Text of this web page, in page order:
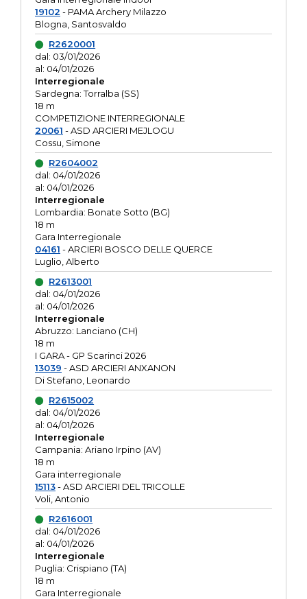
19102 - PAMA Archery Milazzo
Blogna, Santosvaldo
R2620001
dal: 03/01/2026
al: 04/01/2026
Interregionale
Sardegna: Torralba (SS)
18 m
COMPETIZIONE INTERREGIONALE
20061 - ASD ARCIERI MEJLOGU
Cossu, Simone
R2604002
dal: 04/01/2026
al: 04/01/2026
Interregionale
Lombardia: Bonate Sotto (BG)
18 m
Gara Interregionale
04161 - ARCIERI BOSCO DELLE QUERCE
Luglio, Alberto
R2613001
dal: 04/01/2026
al: 04/01/2026
Interregionale
Abruzzo: Lanciano (CH)
18 m
I GARA - GP Scarinci 2026
13039 - ASD ARCIERI ANXANON
Di Stefano, Leonardo
R2615002
dal: 04/01/2026
al: 04/01/2026
Interregionale
Campania: Ariano Irpino (AV)
18 m
Gara interregionale
15113- ASD ARCIERI DEL TRICOLLE
Voli, Antonio
R2616001
dal: 04/01/2026
al: 04/01/2026
Interregionale
Puglia: Crispiano (TA)
18 m
Gara Interregionale